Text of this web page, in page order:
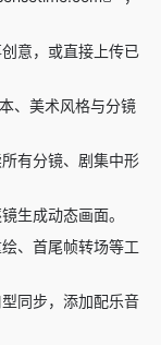
意，或直接上传已
、美术风格与分镜
有分镜、剧集中形
生成动态画面。
、首尾帧转场等工
同步，添加配乐音